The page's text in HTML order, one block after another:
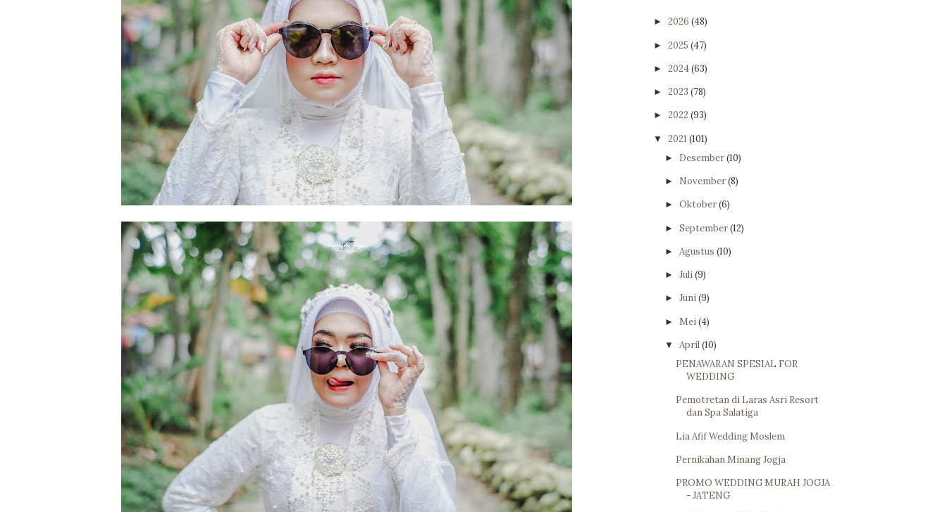
► 2026 (48)
► 2025 (47)
► 2024(63)
► 2023 (78)
► 2022 (93)
▼ 2021 (101)
► Desember(10)
► November(8)
► Oktober(6)
► September(12)
► Agustus (10)
► Juli(9)
► Juni(9)
► Mei(4)
▼ April(10)
PENAWARAN SPESIAL FOR
WEDDING
Pemotretan di Laras Asri Resort
dan Spa Salatiga
Lia Afif Wedding Moslem
Pernikahan Minang Jogja
PROMO WEDDING MURAH JOGJA
- JATENG